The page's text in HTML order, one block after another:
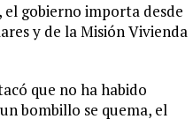
gobierno importa desde
y de la Misión Vivienda
que no ha habido
bombillo se quema, el